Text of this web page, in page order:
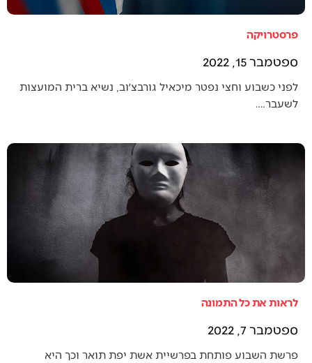
פרסטרויקה
ספטמבר 15, 2022
לפני כשבוע וחצי נפטר מיכאיל גורבצ׳וב, נשיא ברית המועצות
לשעבר.…
לראות את כל התמונה
ספטמבר 7, 2022
פרשת השבוע פותחת בפרשיית אשת יפת תואר וכך היא